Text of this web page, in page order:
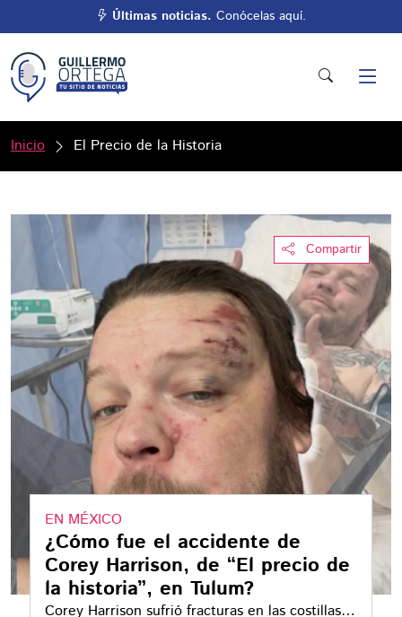
Últimas noticias. Conócelas aquí.
Inicio El Precio de la Historia
Compartir
EN MÉXICO
¿Cómo fue el accidente de
Corey Harrison, de “El precio de
la historia”, en Tulum?
Corey Harrison sufrió fracturas en las costillas,